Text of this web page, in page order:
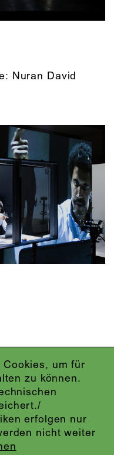
um für
zu können.
erfolgen nur
nicht weiter
Nuran David